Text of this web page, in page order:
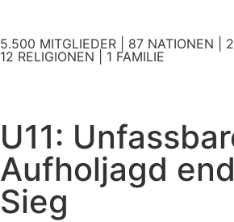
5.500 MITGLIEDER | 87 NATIONEN |
12 RELIGIONEN | 1 FAMILIE
U11:
Aufholjagd
Sieg